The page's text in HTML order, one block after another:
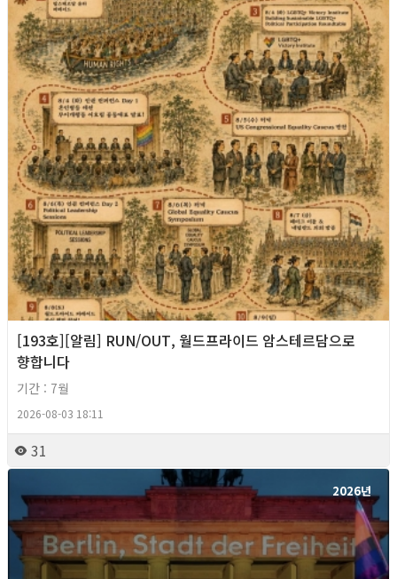
[193호][알림] RUN/OUT, 월드프라이드 암스테르담으로
향합니다
기간 : 7월
2026-08-03 18:11
31
2026년